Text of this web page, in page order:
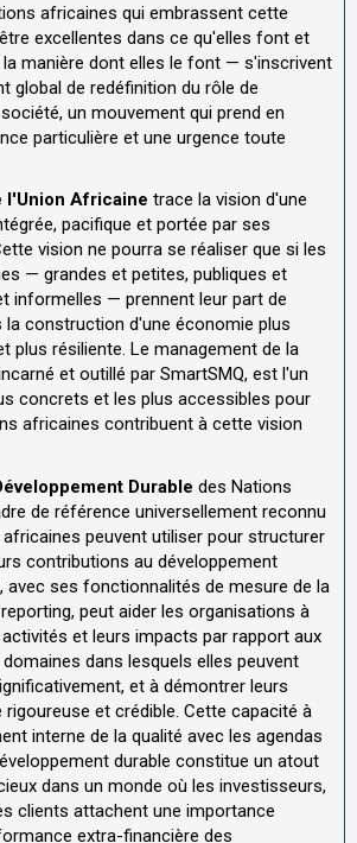
africaines qui embrassent cette
excellentes dans ce qu'elles font et
manière dont elles le font — s'inscrivent
global de redéfinition du rôle de
un mouvement qui prend en
particulière et une urgence toute
l'Union Africaine trace la vision d'une
pacifique et portée par ses
vision ne pourra se réaliser que si les
— grandes et petites, publiques et
informelles — prennent leur part de
la construction d'une économie plus
plus résiliente. Le management de la
et outillé par SmartSMQ, est l'un
concrets et les plus accessibles pour
africaines contribuent à cette vision
Durable des Nations
de référence universellement reconnu
peuvent utiliser pour structurer
contributions au développement
avec ses fonctionnalités de mesure de la
peut aider les organisations à
et leurs impacts par rapport aux
domaines dans lesquels elles peuvent
et à démontrer leurs
rigoureuse et crédible. Cette capacité à
interne de la qualité avec les agendas
durable constitue un atout
dans un monde où les investisseurs,
clients attachent une importance
extra-financière des